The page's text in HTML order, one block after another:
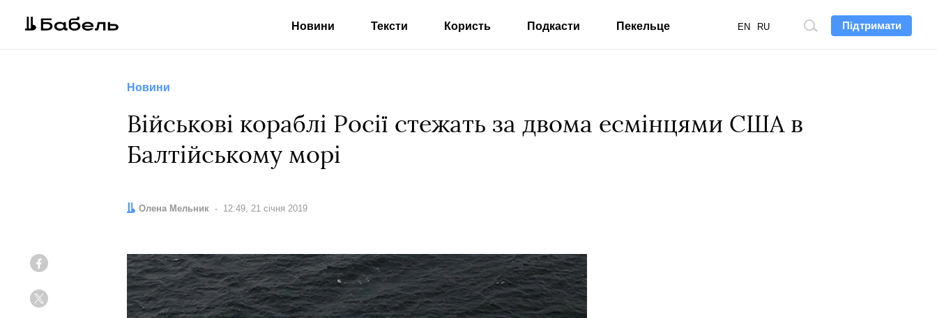
Підтримати
Пошук
EN RU
Новини Тексти Користь Подкасти Пекельце
Новини
Військові кораблі Росії стежать за двома есмінцями США в
Балтійському морі
Автор:
Олена Мельник Дата:
12:49, 21 січня 2019